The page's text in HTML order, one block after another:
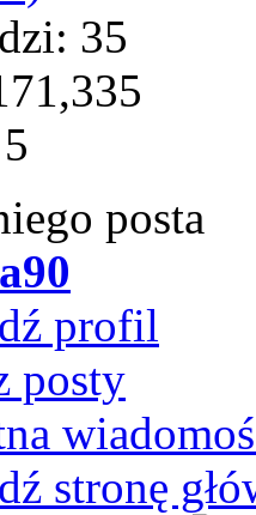
35
posta
profil
posty
stronę